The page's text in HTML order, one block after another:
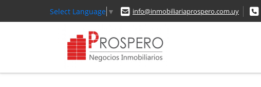
Select Language ▼ info@inmobiliariaprospero.com.uy